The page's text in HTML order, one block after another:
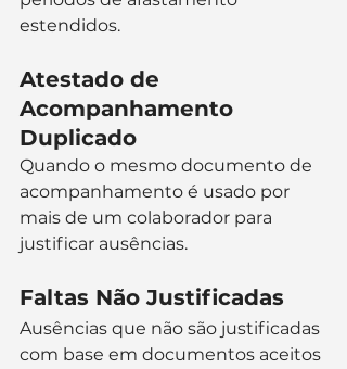
estendidos.
Atestado de
Acompanhamento
Duplicado
Quando o mesmo documento de
acompanhamento é usado por
mais de um colaborador para
justificar ausências.
Faltas Não Justificadas
Ausências que não são justificadas
com base em documentos aceitos